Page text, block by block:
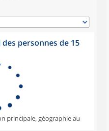
personnes de 15
principale, géographie au